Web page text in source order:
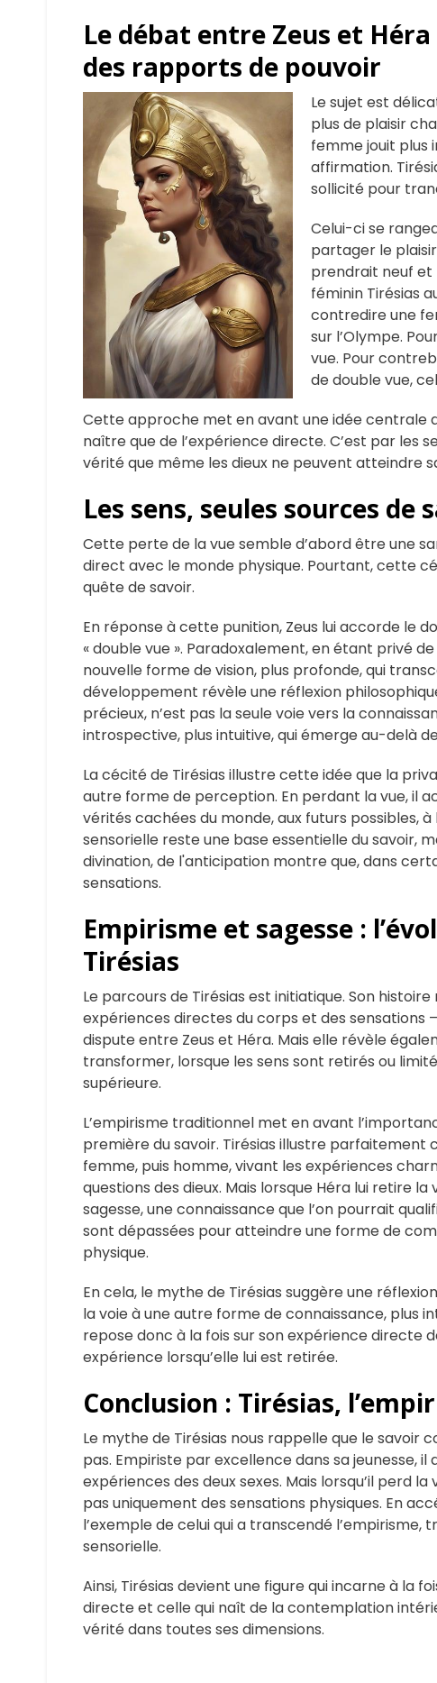
Le débat entre Zeus et
des rapports de pouvoir
Le sujet est
plus de plaisir
femme jouit plus
affirmation.
sollicité pour
Celui-ci se
partager le
prendrait neuf et
féminin Tirésias
contredire une
sur l’Olympe.
vue. Pour
de double vue,
Cette approche met en avant une idée centrale
naître que de l’expérience directe. C’est par les
vérité que même les dieux ne peuvent atteindre
Les sens, seules sources de
Cette perte de la vue semble d’abord être une
direct avec le monde physique. Pourtant, cette
quête de savoir.
En réponse à cette punition, Zeus lui accorde le
« double vue ». Paradoxalement, en étant privé
nouvelle forme de vision, plus profonde, qui
développement révèle une réflexion
précieux, n’est pas la seule voie vers la
introspective, plus intuitive, qui émerge au-delà
La cécité de Tirésias illustre cette idée que la
autre forme de perception. En perdant la vue, il
vérités cachées du monde, aux futurs possibles,
sensorielle reste une base essentielle du savoir,
divination, de l'anticipation montre que, dans
sensations.
Empirisme et sagesse :
Tirésias
Le parcours de Tirésias est initiatique. Son
expériences directes du corps et des
dispute entre Zeus et Héra. Mais elle révèle
transformer, lorsque les sens sont retirés ou
supérieure.
L’empirisme traditionnel met en avant
première du savoir. Tirésias illustre parfaitement
femme, puis homme, vivant les expériences
questions des dieux. Mais lorsque Héra lui retire
sagesse, une connaissance que l’on pourrait
sont dépassées pour atteindre une forme de
physique.
En cela, le mythe de Tirésias suggère une
la voie à une autre forme de connaissance, plus
repose donc à la fois sur son expérience directe
expérience lorsqu’elle lui est retirée.
Conclusion : Tirésias,
Le mythe de Tirésias nous rappelle que le savoir
pas. Empiriste par excellence dans sa jeunesse,
expériences des deux sexes. Mais lorsqu’il perd
pas uniquement des sensations physiques. En
l’exemple de celui qui a transcendé l’empirisme,
sensorielle.
Ainsi, Tirésias devient une figure qui incarne à la
directe et celle qui naît de la contemplation
vérité dans toutes ses dimensions.